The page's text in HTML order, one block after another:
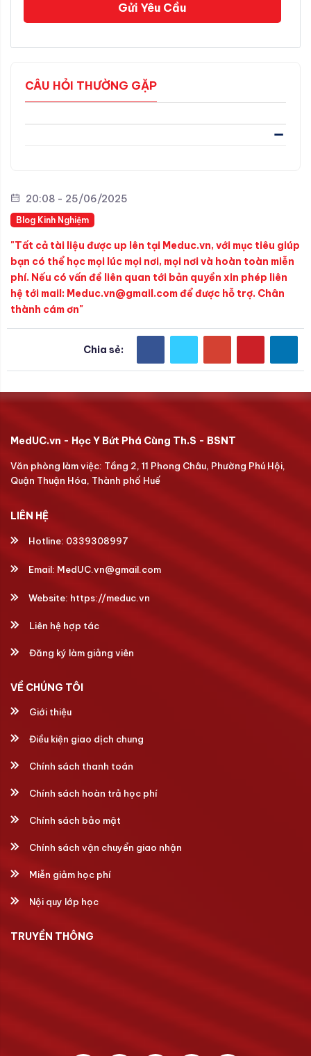
Gửi Yêu Cầu
CÂU HỎI THƯỜNG GẶP
20:08 - 25/06/2025
Blog Kinh Nghiệm
"Tất cả tài liệu được up lên tại Meduc.vn, với mục tiêu giúp
bạn có thể học mọi lúc mọi nơi, mọi nơi và hoàn toàn miễn
phí. Nếu có vấn đề liên quan tới bản quyền xin phép liên
hệ tới mail: Meduc.vn@gmail.com để được hỗ trợ. Chân
thành cám ơn"
Chia sẻ:
MedUC.vn - Học Y Bứt Phá Cùng Th.S - BSNT
Văn phòng làm việc: Tầng 2, 11 Phong Châu, Phường Phú Hội,
Quận Thuận Hóa, Thành phố Huế
LIÊN HỆ
Hotline: 0339308997
Email: MedUC.vn@gmail.com
Website: https://meduc.vn
Liên hệ hợp tác
Đăng ký làm giảng viên
VỀ CHÚNG TÔI
Giới thiệu
Điều kiện giao dịch chung
Chính sách thanh toán
Chính sách hoàn trả học phí
Chính sách bảo mật
Chính sách vận chuyển giao nhận
Miễn giảm học phí
Nội quy lớp học
TRUYỀN THÔNG